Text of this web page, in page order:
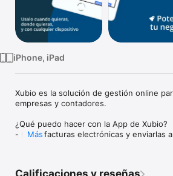
iPhone, iPad
Xubio es la solución de gestión online
empresas y contadores.
¿Qué puedo hacer con la App de Xubio?
- Crear facturas electrónicas y enviarlas a
Más
Calificaciones y reseñas